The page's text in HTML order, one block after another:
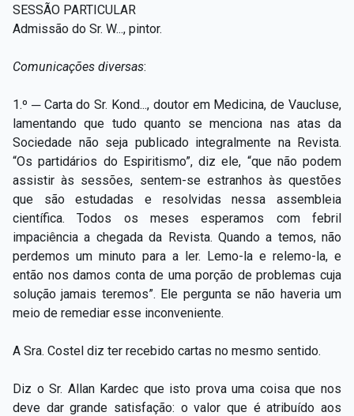
SESSÃO PARTICULAR
Admissão do Sr. W..., pintor.
Comunicações diversas:
1.º ─ Carta do Sr. Kond..., doutor em Medicina, de Vaucluse,
lamentando que tudo quanto se menciona nas atas da
Sociedade não seja publicado integralmente na Revista.
“Os partidários do Espiritismo”, diz ele, “que não podem
assistir às sessões, sentem-se estranhos às questões
que são estudadas e resolvidas nessa assembleia
científica. Todos os meses esperamos com febril
impaciência a chegada da Revista. Quando a temos, não
perdemos um minuto para a ler. Lemo-la e relemo-la, e
então nos damos conta de uma porção de problemas cuja
solução jamais teremos”. Ele pergunta se não haveria um
meio de remediar esse inconveniente.
A Sra. Costel diz ter recebido cartas no mesmo sentido.
Diz o Sr. Allan Kardec que isto prova uma coisa que nos
deve dar grande satisfação: o valor que é atribuído aos